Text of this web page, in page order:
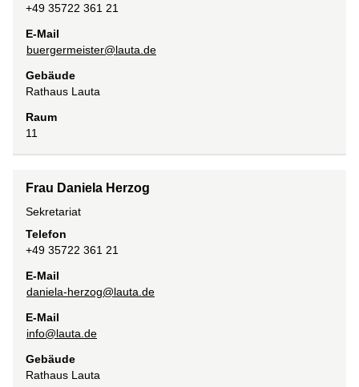
+49 35722 361 21
E-Mail
buergermeister@lauta.de
Gebäude
Rathaus Lauta
Raum
11
Frau Daniela Herzog
Sekretariat
Telefon
+49 35722 361 21
E-Mail
daniela-herzog@lauta.de
E-Mail
info@lauta.de
Gebäude
Rathaus Lauta